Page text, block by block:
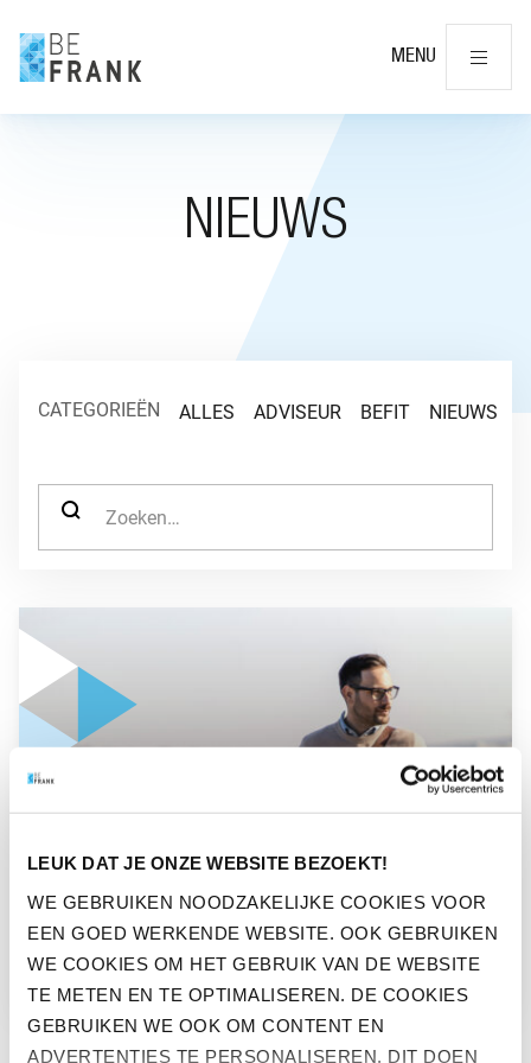
LEUK DAT JE ONZE WEBSITE BEZOEKT!
WE GEBRUIKEN NOODZAKELIJKE COOKIES VOOR
EEN GOED WERKENDE WEBSITE. OOK GEBRUIKEN
WE COOKIES OM HET GEBRUIK VAN DE WEBSITE
TE METEN EN TE OPTIMALISEREN. DE COOKIES
GEBRUIKEN WE OOK OM CONTENT EN
ADVERTENTIES TE PERSONALISEREN. DIT DOEN
MENU
NIEUWS
CATEGORIEËN ALLES ADVISEUR BEFIT NIEUWS
ZOEK NAAR:
MAAK HET VERSCHIL ALS
DUURZAME WERKGEVER